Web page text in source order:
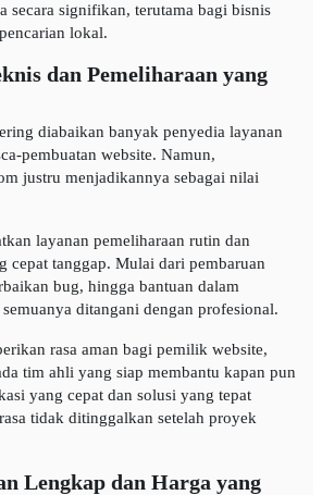
secara signifikan, terutama bagi bisnis
lokal.
dan Pemeliharaan yang
diabaikan banyak penyedia layanan
pembuatan website. Namun,
justru menjadikannya sebagai nilai
layanan pemeliharaan rutin dan
cepat tanggap. Mulai dari pembaruan
bug, hingga bantuan dalam
ditangani dengan profesional.
rasa aman bagi pemilik website,
tim ahli yang siap membantu kapan pun
yang cepat dan solusi yang tepat
tidak ditinggalkan setelah proyek
Lengkap dan Harga yang